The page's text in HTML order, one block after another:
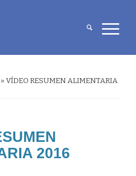
VÍDEO RESUMEN ALIMENTARIA
2016